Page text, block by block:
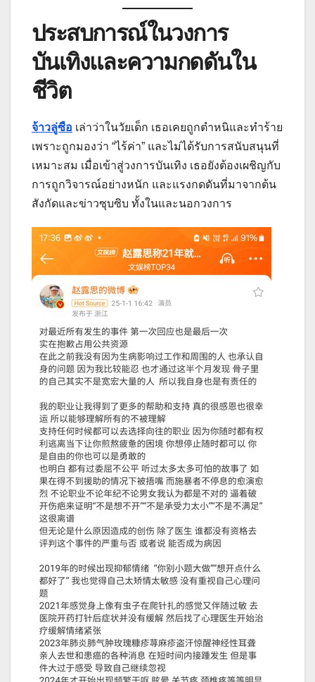
ประสบการณ์ในวงการ
บันเทิงและความกดดันใน
ชีวิต
จ้าวลู่ซือ เล่าว่าในวัยเด็ก เธอเคยถูกตำหนิและทำร้าย
เพราะถูกมองว่า “ไร้ค่า” และไม่ได้รับการสนับสนุนที่
เหมาะสม เมื่อเข้าสู่วงการบันเทิง เธอยังต้องเผชิญกับ
การถูกวิจารณ์อย่างหนัก และแรงกดดันที่มาจากต้น
สังกัดและข่าวซุบซิบ ทั้งในและนอกวงการ